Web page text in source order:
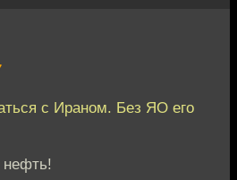
с Ираном. Без ЯО его
нефть!